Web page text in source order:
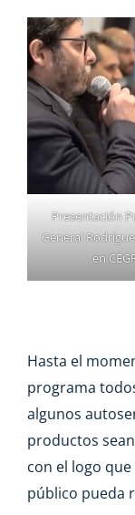
Presentación
General
en
Hasta el
programa
algunos
productos
con el logo
público pueda